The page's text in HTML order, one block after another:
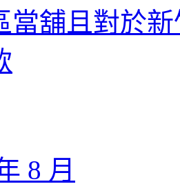
當舖且對於
8 月